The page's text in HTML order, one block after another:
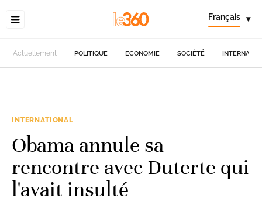
Français ▾
Actuellement POLITIQUE ECONOMIE SOCIÉTÉ
INTERNATIONAL
Obama annule sa
rencontre avec Duterte qui
l'avait insulté